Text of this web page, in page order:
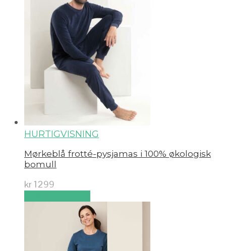
HURTIGVISNING
Mørkeblå frotté-pysjamas i 100% økologisk
bomull
kr 1299